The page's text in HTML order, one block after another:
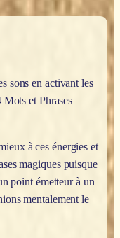
sons en activant les
et Phrases
à ces énergies et
magiques puisque
point émetteur à un
mentalement le